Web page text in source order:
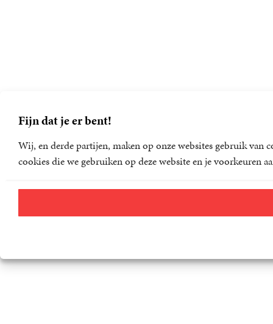
Fijn dat je er bent!
Wij, en derde partijen, maken op onze websites gebruik van
cookies die we gebruiken op deze website en je voorkeuren